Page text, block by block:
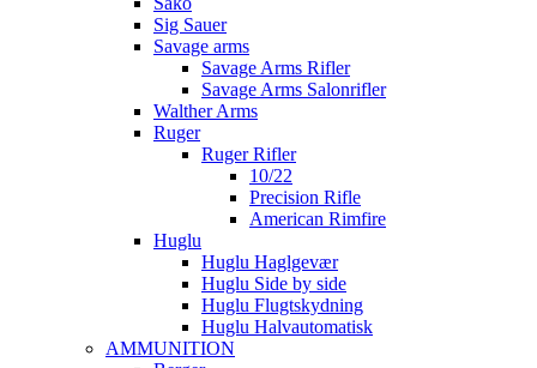
Sig Sauer
Savage arms
Savage Arms Rifler
Savage Arms Salonrifler
Walther Arms
Ruger
Ruger Rifler
10/22
Precision Rifle
American Rimfire
Huglu
Huglu Haglgevær
Huglu Side by side
Huglu Flugtskydning
Huglu Halvautomatisk
AMMUNITION